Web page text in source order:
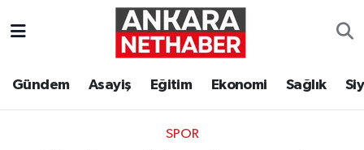
Gündem Asayiş Eğitim Ekonomi Sağlık
SPOR
Ankara Hava Durumu